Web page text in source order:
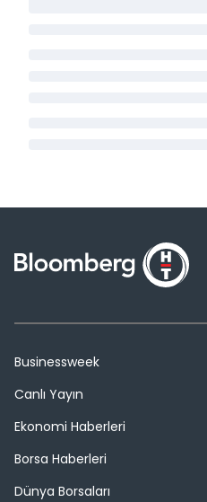
Businessweek
Canlı Yayın
Ekonomi Haberleri
Borsa Haberleri
Dünya Borsaları